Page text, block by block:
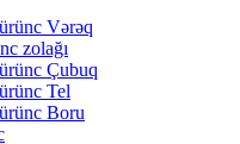
Vərəq
zolağı
Çubuq
Tel
Boru